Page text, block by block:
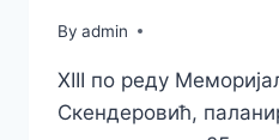
By admin
XIII по реду
Скендеровић,